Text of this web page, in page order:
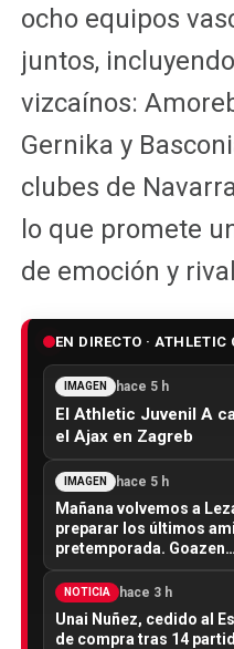
ocho equipos
juntos,
vizcaínos:
Gernika y
clubes de
lo que promete
de emoción y
EN DIRECTO · ATHLETIC
IMAGEN hace 5 h
El Athletic Juvenil A
el Ajax en Zagreb
IMAGEN hace 5 h
Mañana volvemos a
preparar los últimos
pretemporada. Goazen…
NOTICIA hace 3 h
Unai Nuñez, cedido al
de compra tras 14